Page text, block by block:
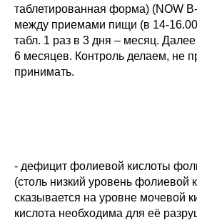
таблетированная форма) (NOW
между приемами пищи (в 14-
табл. 1 раз в 3 дня – месяц.
6 месяцев. Контроль делаем, не
принимать.
- дефицит фолиевой кислоты
(столь низкий уровень фолиевой
сказывается на уровне мочевой
кислота необходима для её